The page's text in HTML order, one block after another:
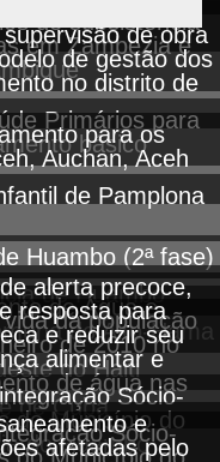
de subsistência
em Zambezia e
de obra
de gestão dos
no distrito de
Primários para
básico
para os
Auchan, Aceh
de Pamplona
Huambo (2ª fase)
de Huambo
de Água e
do Alto-Hama
da população
de 2010 no
do Haiti
alerta precoce,
resposta para
e reduzir seu
alimentar e
de água nas
de Cuba Sócio-
do Município do
do Huambo
Sócio-
e
afetadas pelo